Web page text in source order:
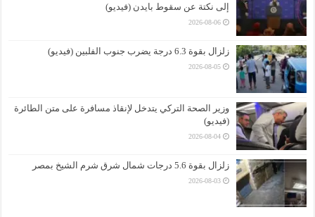
إلى نكتة عن سقوط بايدن (فيديو)
2026-08-06
زلزال بقوة 6.3 درجة يضرب جنوب الفلبين (فيديو)
2026-08-05
وزير الصحة التركي يتدخل لإنقاذ مسافرة على متن الطائرة
(فيديو)
2026-08-04
زلزال بقوة 5.6 درجات شمال شرق شرم الشيخ بمصر
2026-08-03